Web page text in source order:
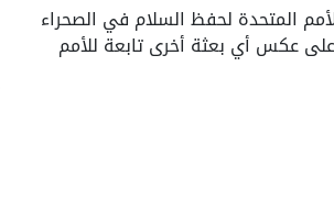
المتحدة لحفظ السلام في الصحراء
على عكس أي بعثة أخرى تابعة للأمم